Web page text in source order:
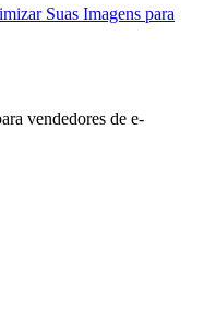
Suas Imagens para
vendedores de e-